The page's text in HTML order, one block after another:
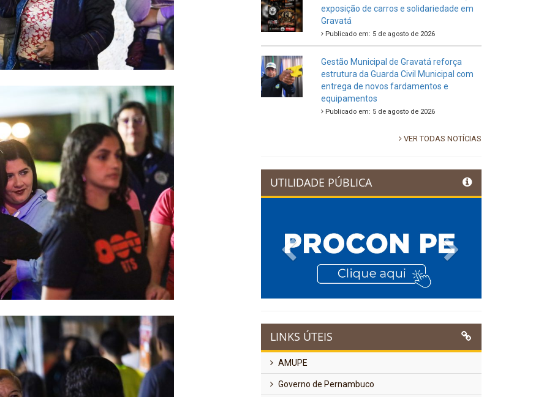
exposição de carros e solidariedade em
Gravatá
Publicado em: 5 de agosto de 2026
Gestão Municipal de Gravatá reforça
estrutura da Guarda Civil Municipal com
entrega de novos fardamentos e
equipamentos
Publicado em: 5 de agosto de 2026
VER TODAS NOTÍCIAS
UTILIDADE PÚBLICA
Previous
LINKS ÚTEIS
AMUPE
Governo de Pernambuco